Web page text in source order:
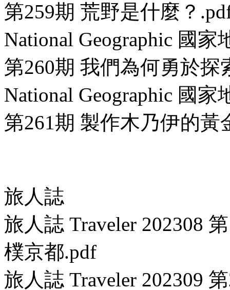
第259期 荒野是什麼？
National Geographic 國
第260期 我們為何勇於探
National Geographic 國
第261期 製作木乃伊的黃
旅人誌
旅人誌 Traveler 202308
樸京都.pdf
旅人誌 Traveler 202309